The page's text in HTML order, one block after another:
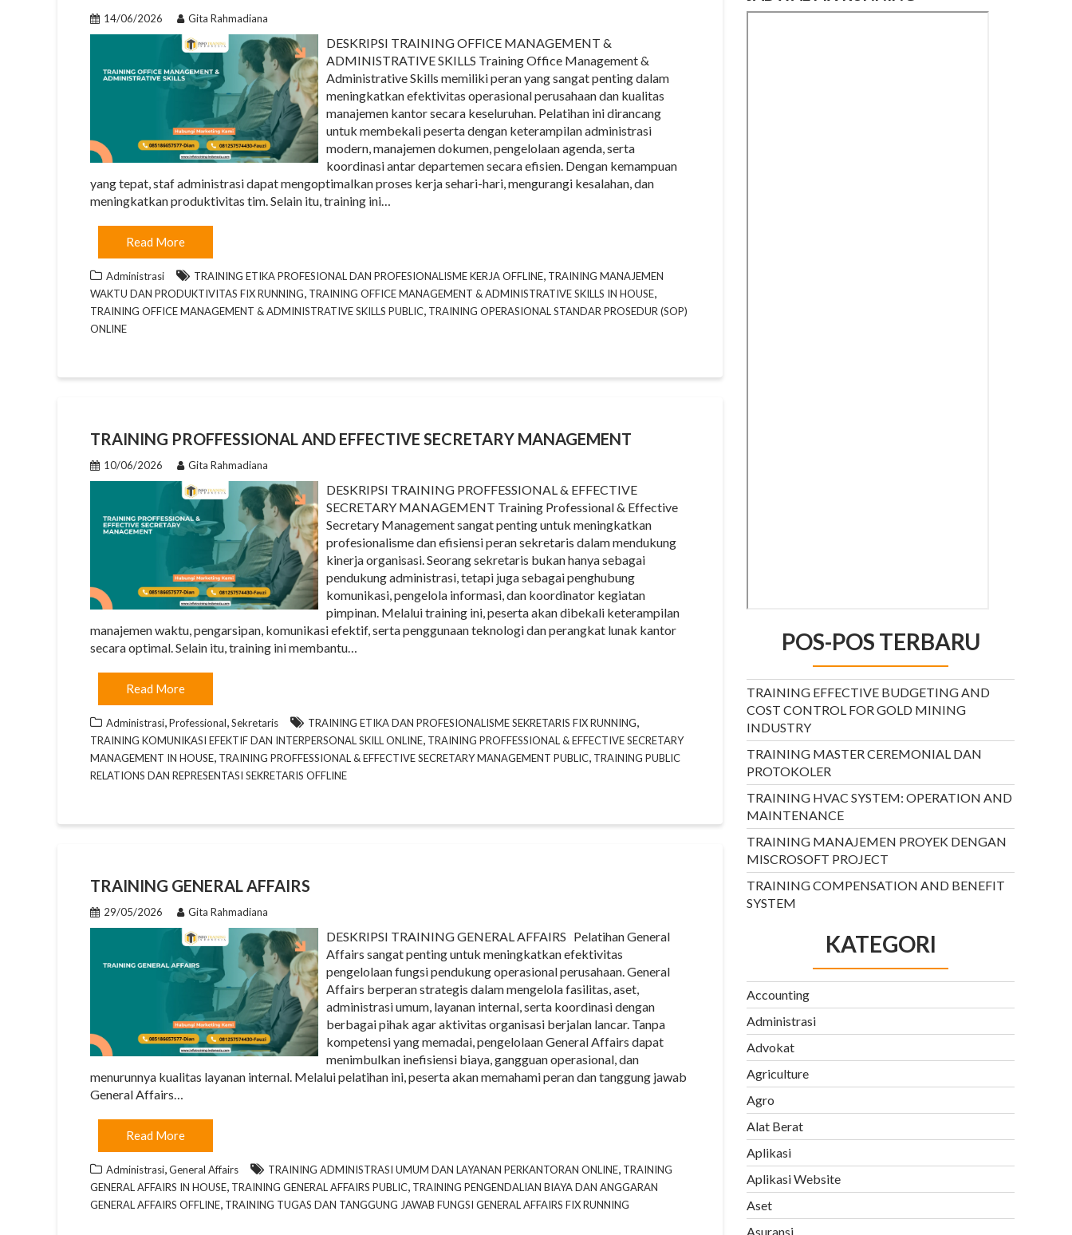
14/06/2026 Gita Rahmadiana
DESKRIPSI TRAINING OFFICE MANAGEMENT &
ADMINISTRATIVE SKILLS Training Office Management &
Administrative Skills memiliki peran yang sangat penting dalam
meningkatkan efektivitas operasional perusahaan dan kualitas
manajemen kantor secara keseluruhan. Pelatihan ini dirancang
untuk membekali peserta dengan keterampilan administrasi
modern, manajemen dokumen, pengelolaan agenda, serta
koordinasi antar departemen secara efisien. Dengan kemampuan
yang tepat, staf administrasi dapat mengoptimalkan proses kerja sehari-hari, mengurangi kesalahan, dan
meningkatkan produktivitas tim. Selain itu, training ini…
Read More
Administrasi TRAINING ETIKA PROFESIONAL DAN PROFESIONALISME KERJA OFFLINE, TRAINING MANAJEMEN
WAKTU DAN PRODUKTIVITAS FIX RUNNING, TRAINING OFFICE MANAGEMENT & ADMINISTRATIVE SKILLS IN HOUSE,
TRAINING OFFICE MANAGEMENT & ADMINISTRATIVE SKILLS PUBLIC, TRAINING OPERASIONAL STANDAR PROSEDUR (SOP)
ONLINE
TRAINING PROFFESSIONAL AND EFFECTIVE SECRETARY MANAGEMENT
10/06/2026 Gita Rahmadiana
DESKRIPSI TRAINING PROFFESSIONAL & EFFECTIVE
SECRETARY MANAGEMENT Training Professional & Effective
Secretary Management sangat penting untuk meningkatkan
profesionalisme dan efisiensi peran sekretaris dalam mendukung
kinerja organisasi. Seorang sekretaris bukan hanya sebagai
pendukung administrasi, tetapi juga sebagai penghubung
komunikasi, pengelola informasi, dan koordinator kegiatan
pimpinan. Melalui training ini, peserta akan dibekali keterampilan
manajemen waktu, pengarsipan, komunikasi efektif, serta penggunaan teknologi dan perangkat lunak kantor
secara optimal. Selain itu, training ini membantu…
Read More
Administrasi,Professional,Sekretaris TRAINING ETIKA DAN PROFESIONALISME SEKRETARIS FIX RUNNING,
TRAINING KOMUNIKASI EFEKTIF DAN INTERPERSONAL SKILL ONLINE, TRAINING PROFFESSIONAL & EFFECTIVE SECRETARY
MANAGEMENT IN HOUSE, TRAINING PROFFESSIONAL & EFFECTIVE SECRETARY MANAGEMENT PUBLIC, TRAINING PUBLIC
RELATIONS DAN REPRESENTASI SEKRETARIS OFFLINE
TRAINING GENERAL AFFAIRS
29/05/2026 Gita Rahmadiana
DESKRIPSI TRAINING GENERAL AFFAIRS Pelatihan General
Affairs sangat penting untuk meningkatkan efektivitas
pengelolaan fungsi pendukung operasional perusahaan. General
Affairs berperan strategis dalam mengelola fasilitas, aset,
administrasi umum, layanan internal, serta koordinasi dengan
berbagai pihak agar aktivitas organisasi berjalan lancar. Tanpa
kompetensi yang memadai, pengelolaan General Affairs dapat
menimbulkan inefisiensi biaya, gangguan operasional, dan
menurunnya kualitas layanan internal. Melalui pelatihan ini, peserta akan memahami peran dan tanggung jawab
General Affairs…
Read More
Administrasi,General Affairs TRAINING ADMINISTRASI UMUM DAN LAYANAN PERKANTORAN ONLINE, TRAINING
GENERAL AFFAIRS IN HOUSE, TRAINING GENERAL AFFAIRS PUBLIC, TRAINING PENGENDALIAN BIAYA DAN ANGGARAN
GENERAL AFFAIRS OFFLINE, TRAINING TUGAS DAN TANGGUNG JAWAB FUNGSI GENERAL AFFAIRS FIX RUNNING
POS-POS TERBARU
TRAINING EFFECTIVE BUDGETING AND
COST CONTROL FOR GOLD MINING
INDUSTRY
TRAINING MASTER CEREMONIAL DAN
PROTOKOLER
TRAINING HVAC SYSTEM: OPERATION AND
MAINTENANCE
TRAINING MANAJEMEN PROYEK DENGAN
MISCROSOFT PROJECT
TRAINING COMPENSATION AND BENEFIT
SYSTEM
KATEGORI
Accounting
Administrasi
Advokat
Agriculture
Agro
Alat Berat
Aplikasi
Aplikasi Website
Aset
Asuransi